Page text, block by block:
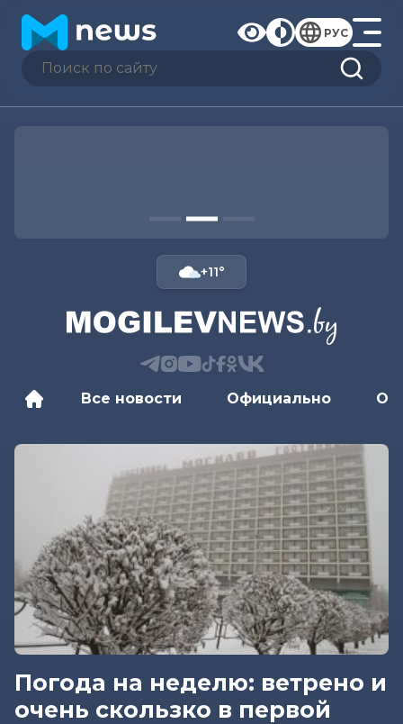
РУС
+11°
Все новости Официально
Погода на неделю: ветрено и
очень скользко в первой